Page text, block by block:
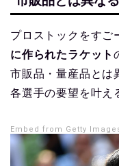
プロストックをすご
に作られたラケット
市販品・量産品とは
各選手の要望を叶え
Embed from Getty